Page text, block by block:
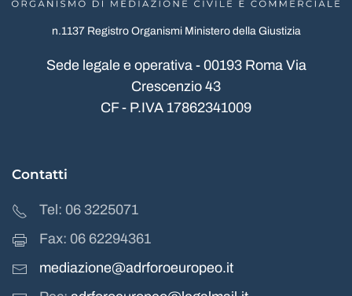
n.1137 Registro Organismi Ministero della Giustizia
Sede legale e operativa - 00193 Roma Via
Crescenzio 43
CF - P.IVA 17862341009
Contatti
Tel: 06 3225071
Fax: 06 62294361
mediazione@adrforoeuropeo.it